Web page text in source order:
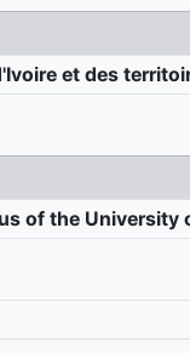
et des
of the University